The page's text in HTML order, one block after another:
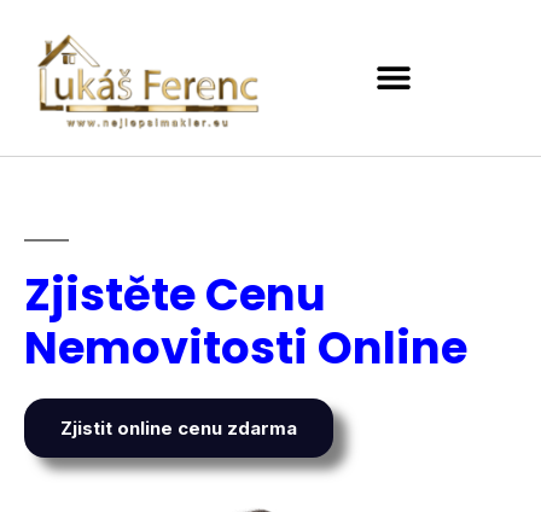
Zjistěte Cenu
Nemovitosti Online
Zjistit online cenu zdarma